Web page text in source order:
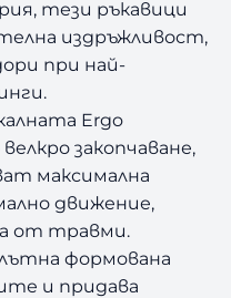
тези ръкавици
издръжливост,
при най-
Ergo
закопчаване,
максимална
движение,
от травми.
формована
и придава